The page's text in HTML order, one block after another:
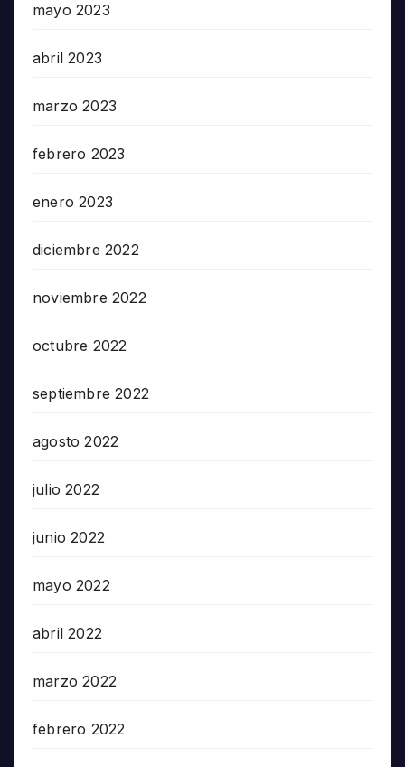
mayo 2023
abril 2023
marzo 2023
febrero 2023
enero 2023
diciembre 2022
noviembre 2022
octubre 2022
septiembre 2022
agosto 2022
julio 2022
junio 2022
mayo 2022
abril 2022
marzo 2022
febrero 2022